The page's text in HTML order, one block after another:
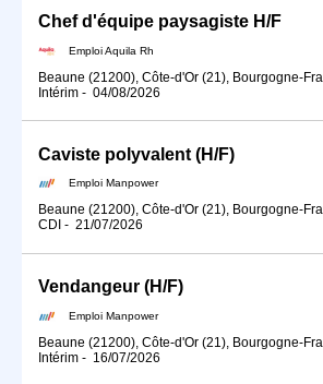
Chef d'équipe paysagiste H/F
Emploi Aquila Rh
Beaune (21200), Côte-d'Or (21), Bourgogne-
Intérim - 04/08/2026
Caviste polyvalent (H/F)
Emploi Manpower
Beaune (21200), Côte-d'Or (21), Bourgogne-
CDI - 21/07/2026
Vendangeur (H/F)
Emploi Manpower
Beaune (21200), Côte-d'Or (21), Bourgogne-
Intérim - 16/07/2026